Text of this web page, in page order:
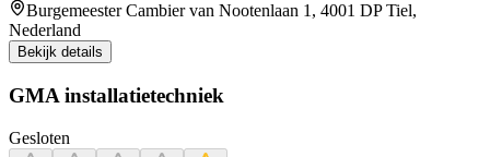
Burgemeester Cambier van Nootenlaan 1, 4001 DP Tiel,
Nederland
Bekijk details
GMA installatietechniek
Gesloten